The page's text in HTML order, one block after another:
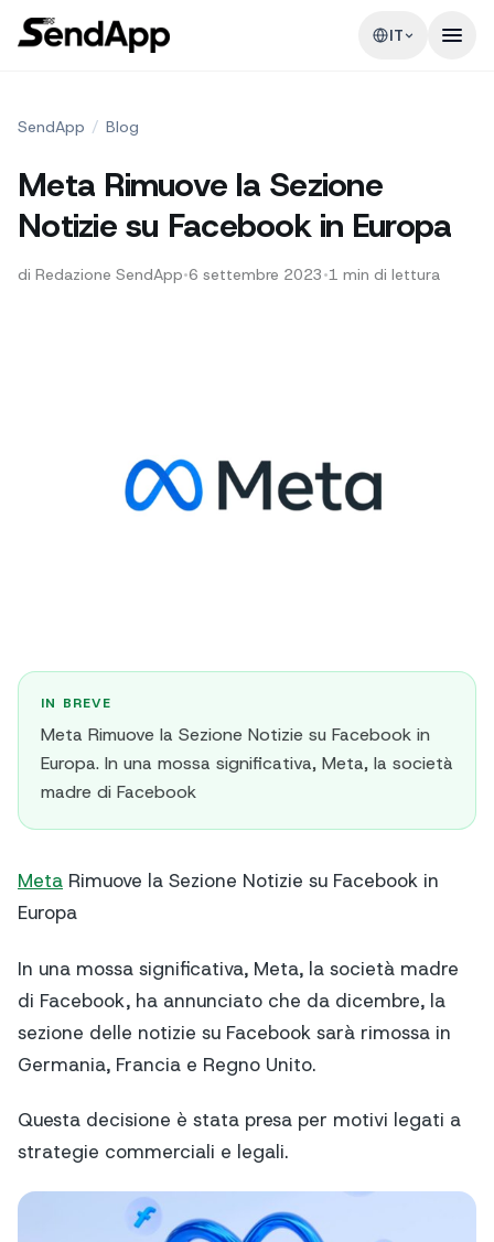
IT
SendApp / Blog
Meta Rimuove la Sezione
Notizie su Facebook in Europa
di Redazione SendApp•6 settembre 2023•1 min di lettura
IN BREVE
Meta Rimuove la Sezione Notizie su Facebook in
Europa. In una mossa significativa, Meta, la società
madre di Facebook
Meta Rimuove la Sezione Notizie su Facebook in
Europa
In una mossa significativa, Meta, la società madre
di Facebook, ha annunciato che da dicembre, la
sezione delle notizie su Facebook sarà rimossa in
Germania, Francia e Regno Unito.
Questa decisione è stata presa per motivi legati a
strategie commerciali e legali.